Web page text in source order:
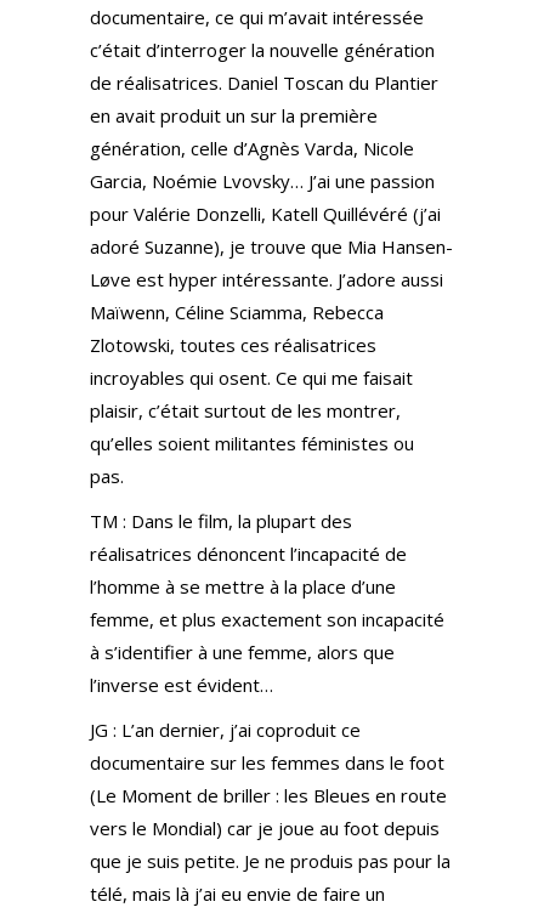
documentaire, ce qui m’avait intéressée
c’était d’interroger la nouvelle génération
de réalisatrices. Daniel Toscan du Plantier
en avait produit un sur la première
génération, celle d’Agnès Varda, Nicole
Garcia, Noémie Lvovsky… J’ai une passion
pour Valérie Donzelli, Katell Quillévéré (j’ai
adoré Suzanne), je trouve que Mia Hansen-
Løve est hyper intéressante. J’adore aussi
Maïwenn, Céline Sciamma, Rebecca
Zlotowski, toutes ces réalisatrices
incroyables qui osent. Ce qui me faisait
plaisir, c’était surtout de les montrer,
qu’elles soient militantes féministes ou
pas.
TM : Dans le film, la plupart des
réalisatrices dénoncent l’incapacité de
l’homme à se mettre à la place d’une
femme, et plus exactement son incapacité
à s’identifier à une femme, alors que
l’inverse est évident…
JG : L’an dernier, j’ai coproduit ce
documentaire sur les femmes dans le foot
(Le Moment de briller : les Bleues en route
vers le Mondial) car je joue au foot depuis
que je suis petite. Je ne produis pas pour la
télé, mais là j’ai eu envie de faire un